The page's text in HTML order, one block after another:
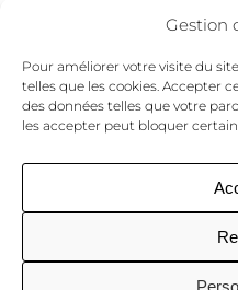
Gestion
Pour améliorer votre visite du
telles que les cookies. Accepter
des données telles que votre
les accepter peut bloquer
MENTIONS LÉGALES
POLITIQUE DE
COOKIES
NEWSLETTER
pour ne jamais passer à